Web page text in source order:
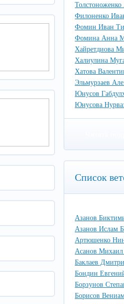
Толстоноженко
Филоненко
Фомин Иван
Фомина Анна
Хайретдиова
Халиулина
Хатова
Эльмурзаев
Юнусов
Юнусова
Список
Азанов
Азанов Ислам
Артюшенко
Асанов Михаил
Баклаев
Бондин
Борзунов
Борисов